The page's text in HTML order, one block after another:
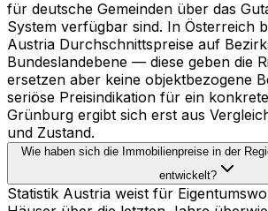
für deutsche Gemeinden über das
System verfügbar sind. In Österreich
Austria Durchschnittspreise auf
Bundeslandebene — diese geben die
ersetzen aber keine objektbezogene
seriöse Preisindikation für ein
Grünburg ergibt sich erst aus
und Zustand.
Wie haben sich die Immobilienpreise in der
entwickelt?
Statistik Austria weist für